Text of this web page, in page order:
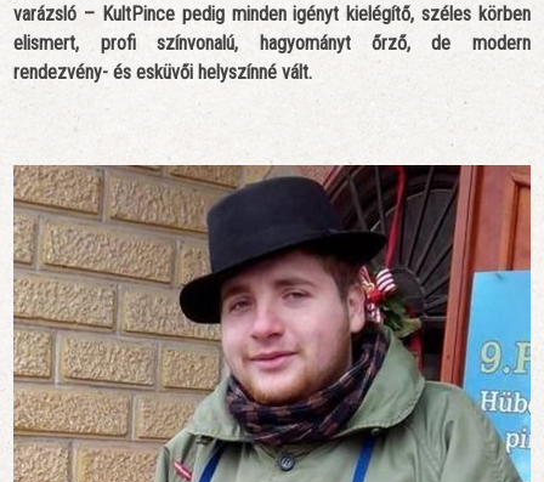
varázsló – KultPince pedig minden igényt kielégítő, széles körben
elismert, profi színvonalú, hagyományt őrző, de modern
rendezvény- és esküvői helyszínné vált.